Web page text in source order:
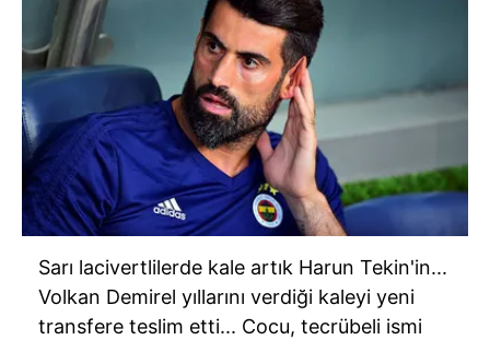
Sarı lacivertlilerde kale artık Harun Tekin'in...
Volkan Demirel yıllarını verdiği kaleyi yeni
transfere teslim etti... Cocu, tecrübeli ismi